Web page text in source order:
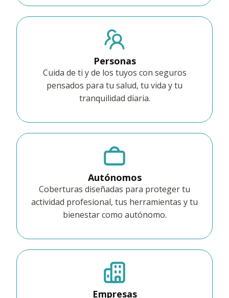
Personas
Cuida de ti y de los tuyos con seguros
pensados para tu salud, tu vida y tu
tranquilidad diaria.
Autónomos
Coberturas diseñadas para proteger tu
actividad profesional, tus herramientas y tu
bienestar como autónomo.
Empresas